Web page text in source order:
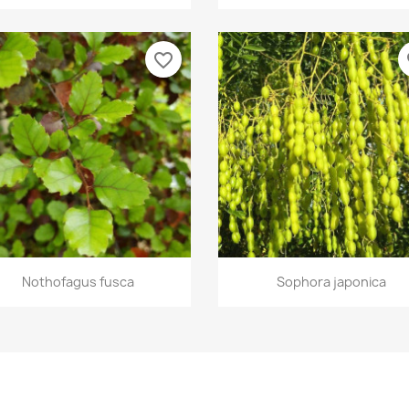
Aperçu rapide
Nothofagus fusca
favorite_border
Aperçu rapide
Sophora japonica